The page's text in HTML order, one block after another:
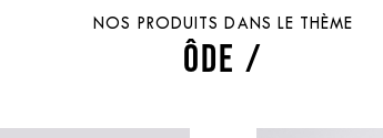
NOS PRODUITS DANS LE THÈME
ÔDE /